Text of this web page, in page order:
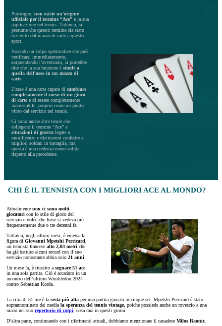
Purtroppo, non esiste un’origine
ufficiale per il termine “Ace” e la sua
applicazione nel tennis. Tuttavia, si
presume che questo termine sia stato
trasferito dal mazzo di carte a questo
sport.
Essendo un colpo spettacolare che può
verificarsi immediatamente,
sorprendendo l’avversario, si potrebbe
dire che la sua funzione è simile a
quella dell’asso in un mazzo di
carte
L’asso è una carta capace di cambiare
completamente il corso di un gioco
di carte e di essere completamente
inarrestabile, proprio come un punto
vinto dal servizio nel tennis.
Ci sono anche altre teorie che
collegano il termine “Ace” a
situazioni di guerra legate a
onorificenze e distinzioni conferite ai
migliori soldati in battaglia, ma
questa è una credenza meno solida
rispetto alla precedente.
CHI È IL TENNISTA CON I MIGLIORI ACE AL MONDO?
Attualmente non ci sono molti
giocatori con lo stile di gioco del
servizio e volée che forse si vedeva più
frequentemente due o tre decenni fa.
Tuttavia, negli ultimi mesi, è emersa la
figura di Giovanni Mpetshi Perricard
un tennista francese alto 2,03 metri che
ha già battuto alcuni record con il suo
servizio nonostante abbia solo 21 anni
Un mese fa, è riuscito a segnare 51 ace
in una sola partita. Ciò è accaduto in un
incontro dell’ultimo Wimbledon 2024
contro Sebastian Korda.
La cifra di 51 ace è la sesta più alta per una partita giocata in cinque set. Mpetshi Perricard è stato
soprannominato dai media la speranza del tennis vintage, poiché possiede anche un rovescio a una
mano nel suo repertorio di colpi , cosa rara in questi giorni.
D’altra parte, continuando con i riferimenti attuali, dobbiamo menzionare il canadese Milos Raonic